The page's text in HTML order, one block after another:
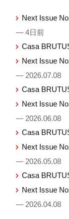
Next Issue
— 4日前
Casa
Next Issue
— 2026.07.08
Casa
Next Issue
— 2026.06.08
Casa
Next Issue
— 2026.05.08
Casa
Next Issue
— 2026.04.08